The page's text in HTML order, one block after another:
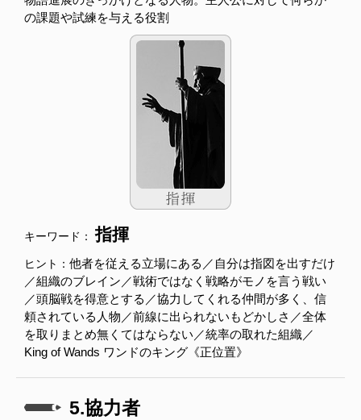
の課題や試練を与える役割
キーワード：指揮
ヒント： 他者を従える立場にある／自分は指図を出すだけ
／組織のブレイン／戦術ではなく戦略がモノを言う戦い
／頭脳戦を得意とする／協力してくれる仲間が多く、信
頼されている人物／前線に出られないもどかしさ／全体
を取りまとめ無くてはならない／統率の取れた組織／
King of Wands ワンドのキング《正位置》
5.協力者